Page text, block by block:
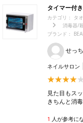
タイマー付
カテゴリ： タ
消毒器/
ブランド：
せっ
ネイルサロン
見た目もス
きちんと消
1 人が参考に